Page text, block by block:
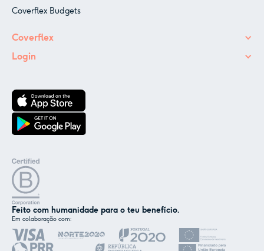
Coverflex Budgets
Coverflex
Login
Feito com humanidade para o teu benefício.
Em colaboração com:
Nós e os nossos parceiros usamos cookies ou